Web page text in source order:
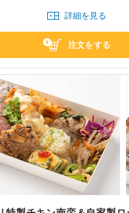
詳細を見る
注文をする